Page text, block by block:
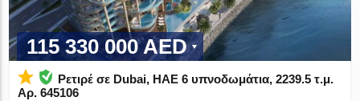
115 330 000 AED
Ρετιρέ σε Dubai, ΗΑΕ 6 υπνοδωμάτια, 2239.5 τ.μ.
Αρ. 645106